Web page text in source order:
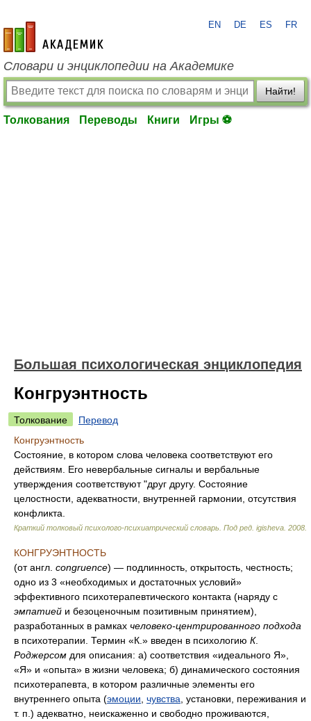
academic.ru
EN DE ES FR
Словари и энциклопедии на Академике
Найти!
Толкования Переводы Книги Игры ⚽
Большая психологическая энциклопедия
Конгруэнтность
Толкование
Перевод
Конгруэнтность
Состояние, в котором слова человека соответствуют его
действиям. Его невербальные сигналы и вербальные
утверждения соответствуют "друг другу. Состояние
целостности, адекватности, внутренней гармонии, отсутствия
конфликта.
Краткий толковый психолого-психиатрический словарь Под ред. igisheva 2008
КОНГРУЭНТНОСТЬ
(от англ. congruence) — подлинность, открытость, честность;
одно из 3 «необходимых и достаточных условий»
эффективного психотерапевтического контакта (наряду с
эмпатией и безоценочным позитивным принятием),
разработанных в рамках человеко-центрированного подхода
в психотерапии. Термин «К.» введен в психологию К.
Роджерсом для описания: а) соответствия «идеального Я»,
«Я» и «опыта» в жизни человека; б) динамического состояния
психотерапевта, в котором различные элементы его
внутреннего опыта (эмоции чувства , установки, переживания и
т. п.) адекватно, неискаженно и свободно проживаются,